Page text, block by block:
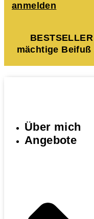
anmelden
mächtige Beifuß
Über mich
Angebote